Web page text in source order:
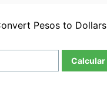
Pesos to Dollars
Calcular